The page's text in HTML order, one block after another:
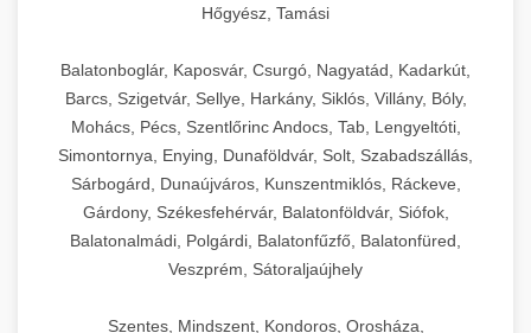
Hőgyész, Tamási
Balatonboglár, Kaposvár, Csurgó, Nagyatád, Kadarkút,
Barcs, Szigetvár, Sellye, Harkány, Siklós, Villány, Bóly,
Mohács, Pécs, Szentlőrinc Andocs, Tab, Lengyeltóti,
Simontornya, Enying, Dunaföldvár, Solt, Szabadszállás,
Sárbogárd, Dunaújváros, Kunszentmiklós, Ráckeve,
Gárdony, Székesfehérvár, Balatonföldvár, Siófok,
Balatonalmádi, Polgárdi, Balatonfűzfő, Balatonfüred,
Veszprém, Sátoraljaújhely
Szentes, Mindszent, Kondoros, Orosháza,